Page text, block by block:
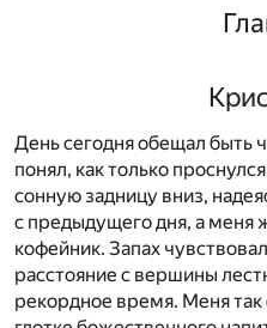
День сегодня обещал быть
понял, как только
сонную задницу вниз,
с предыдущего дня, а меня
кофейник. Запах
расстояние с вершины
рекордное время. Меня так